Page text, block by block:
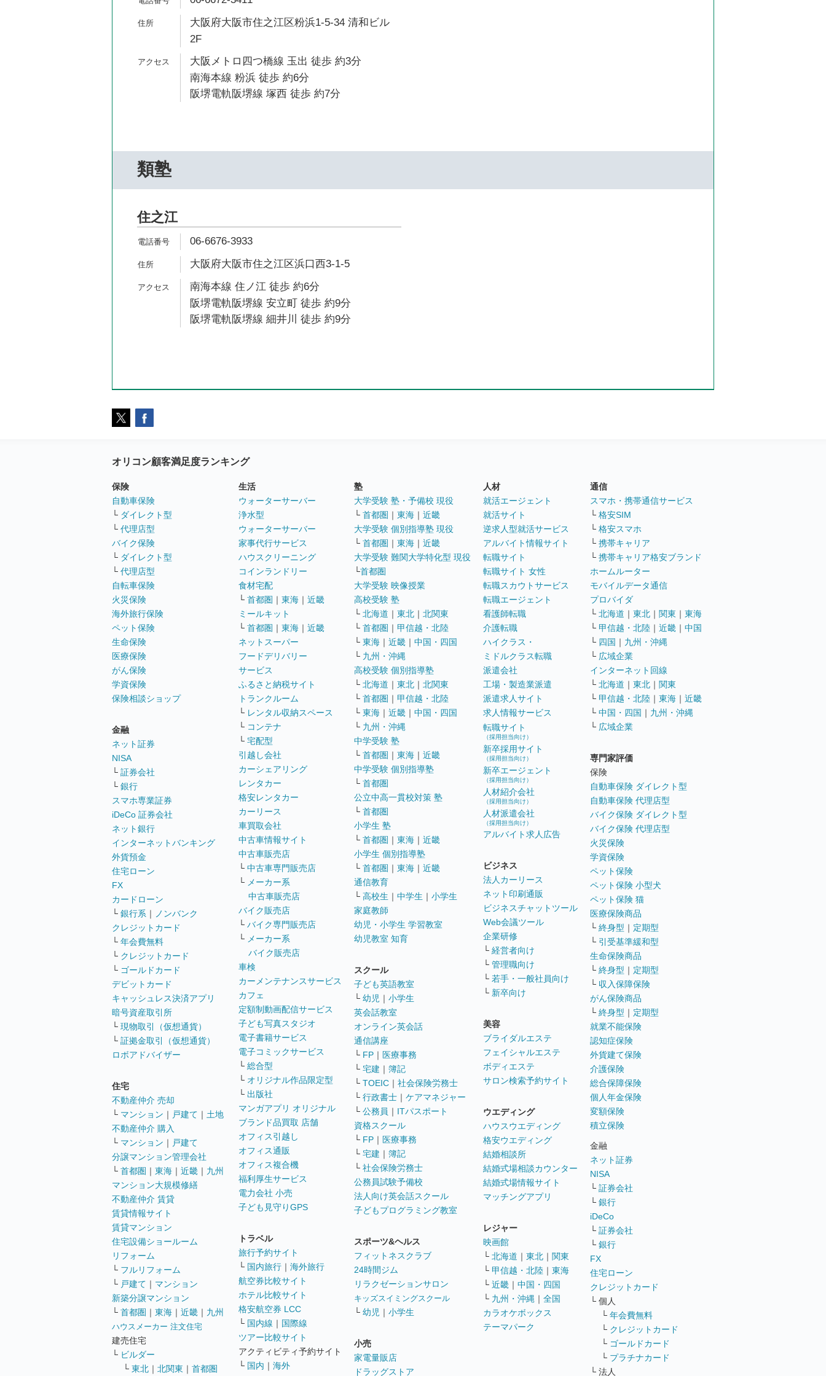
大阪府大阪市住之江区粉浜1-5-34 清和ビル
2F
大阪メトロ四つ橋線 玉出 徒歩 約3分
南海本線 粉浜 徒歩 約6分
阪堺電軌阪堺線 塚西 徒歩 約7分
類塾
住之江
06-6676-3933
大阪府大阪市住之江区浜口西3-1-5
南海本線 住ノ江 徒歩 約6分
阪堺電軌阪堺線 安立町 徒歩 約9分
阪堺電軌阪堺線 細井川 徒歩 約9分
オリコン顧客満足度ランキング
保険
自動車保険
└ ダイレクト型
└ 代理店型
バイク保険
└ ダイレクト型
└ 代理店型
自転車保険
火災保険
海外旅行保険
ペット保険
生命保険
医療保険
がん保険
学資保険
保険相談ショップ
金融
ネット証券
NISA
└ 証券会社
└ 銀行
スマホ専業証券
iDeCo 証券会社
ネット銀行
インターネットバンキング
外貨預金
住宅ローン
FX
カードローン
└ 銀行系 ｜
ノンバンク
クレジットカード
└ 年会費無料
└ クレジットカード
└ ゴールドカード
デビットカード
キャッシュレス決済アプリ
暗号資産取引所
└ 現物取引（仮想通貨）
└ 証拠金取引（仮想通貨）
ロボアドバイザー
住宅
不動産仲介 売却
└ マンション ｜ 戸建て ｜ 土地
不動産仲介 購入
└ マンション ｜ 戸建て
分譲マンション管理会社
└ 首都圏 ｜ 東海 ｜ 近畿 ｜ 九州
マンション大規模修繕
不動産仲介 賃貸
賃貸情報サイト
賃貸マンション
住宅設備ショールーム
リフォーム
└ フルリフォーム
└ 戸建て ｜ マンション
新築分譲マンション
└ 首都圏 ｜ 東海 ｜ 近畿 ｜ 九州
ハウスメーカー 注文住宅
建売住宅
└ ビルダー
└ 東北 ｜ 北関東 ｜ 首都圏
生活
ウォーターサーバー
浄水型
ウォーターサーバー
家事代行サービス
ハウスクリーニング
コインランドリー
食材宅配
└ 首都圏 ｜ 東海 ｜ 近畿
ミールキット
└ 首都圏 ｜ 東海 ｜ 近畿
ネットスーパー
フードデリバリー
サービス
ふるさと納税サイト
トランクルーム
└ レンタル収納スペース
└ コンテナ
└ 宅配型
引越し会社
カーシェアリング
レンタカー
格安レンタカー
カーリース
車買取会社
中古車情報サイト
中古車販売店
└ 中古車専門販売店
└ メーカー系
中古車販売店
バイク販売店
└ バイク専門販売店
└ メーカー系
バイク販売店
車検
カーメンテナンスサービス
カフェ
定額制動画配信サービス
子ども写真スタジオ
電子書籍サービス
電子コミックサービス
└ 総合型
└ オリジナル作品限定型
└ 出版社
マンガアプリ オリジナル
ブランド品買取 店舗
オフィス引越し
オフィス通販
オフィス複合機
福利厚生サービス
電力会社 小売
子ども見守りGPS
トラベル
旅行予約サイト
└ 国内旅行 ｜ 海外旅行
航空券比較サイト
ホテル比較サイト
格安航空券 LCC
└ 国内線 ｜ 国際線
ツアー比較サイト
アクティビティ予約サイト
└ 国内 ｜ 海外
塾
大学受験 塾・予備校 現役
└ 首都圏 ｜ 東海 ｜ 近畿
大学受験 個別指導塾 現役
└ 首都圏 ｜ 東海 ｜ 近畿
大学受験 難関大学特化型 現役
└首都圏
大学受験 映像授業
高校受験 塾
└ 北海道 ｜ 東北 ｜ 北関東
└ 首都圏 ｜ 甲信越・北陸
└ 東海 ｜ 近畿 ｜ 中国・四国
└ 九州・沖縄
高校受験 個別指導塾
└ 北海道 ｜ 東北 ｜ 北関東
└ 首都圏 ｜ 甲信越・北陸
└ 東海 ｜ 近畿 ｜ 中国・四国
└ 九州・沖縄
中学受験 塾
└ 首都圏 ｜ 東海 ｜ 近畿
中学受験 個別指導塾
└ 首都圏
公立中高一貫校対策 塾
└ 首都圏
小学生 塾
└ 首都圏 ｜ 東海 ｜ 近畿
小学生 個別指導塾
└ 首都圏 ｜ 東海 ｜ 近畿
通信教育
└ 高校生 ｜ 中学生 ｜ 小学生
家庭教師
幼児・小学生 学習教室
幼児教室 知育
スクール
子ども英語教室
└ 幼児 ｜ 小学生
英会話教室
オンライン英会話
通信講座
└ FP ｜ 医療事務
└ 宅建 ｜ 簿記
└ TOEIC ｜ 社会保険労務士
└ 行政書士 ｜ ケアマネジャー
└ 公務員 ｜ ITパスポート
資格スクール
└ FP ｜ 医療事務
└ 宅建 ｜ 簿記
└ 社会保険労務士
公務員試験予備校
法人向け英会話スクール
子どもプログラミング教室
スポーツ&ヘルス
フィットネスクラブ
24時間ジム
リラクゼーションサロン
キッズスイミングスクール
└ 幼児 ｜ 小学生
小売
家電量販店
ドラッグストア
人材
就活エージェント
就活サイト
逆求人型就活サービス
アルバイト情報サイト
転職サイト
転職サイト 女性
転職スカウトサービス
転職エージェント
看護師転職
介護転職
ハイクラス・
ミドルクラス転職
派遣会社
工場・製造業派遣
派遣求人サイト
求人情報サービス
転職サイト
（採用担当向け）
新卒採用サイト
（採用担当向け）
新卒エージェント
（採用担当向け）
人材紹介会社
（採用担当向け）
人材派遣会社
（採用担当向け）
アルバイト求人広告
ビジネス
法人カーリース
ネット印刷通販
ビジネスチャットツール
Web会議ツール
企業研修
└ 経営者向け
└ 管理職向け
└ 若手・一般社員向け
└ 新卒向け
美容
ブライダルエステ
フェイシャルエステ
ボディエステ
サロン検索予約サイト
ウエディング
ハウスウエディング
格安ウエディング
結婚相談所
結婚式場相談カウンター
結婚式場情報サイト
マッチングアプリ
レジャー
映画館
└ 北海道 ｜ 東北 ｜ 関東
└ 甲信越・北陸 ｜ 東海
└ 近畿 ｜ 中国・四国
└ 九州・沖縄 ｜ 全国
カラオケボックス
テーマパーク
通信
スマホ・携帯通信サービス
└ 格安SIM
└ 格安スマホ
└ 携帯キャリア
└ 携帯キャリア格安ブランド
ホームルーター
モバイルデータ通信
プロバイダ
└ 北海道 ｜ 東北 ｜ 関東 ｜ 東海
└ 甲信越・北陸 ｜ 近畿 ｜ 中国
└ 四国 ｜ 九州・沖縄
└ 広域企業
インターネット回線
└ 北海道 ｜ 東北 ｜ 関東
└ 甲信越・北陸 ｜ 東海 ｜ 近畿
└ 中国・四国 ｜ 九州・沖縄
└ 広域企業
専門家評価
保険
自動車保険 ダイレクト型
自動車保険 代理店型
バイク保険 ダイレクト型
バイク保険 代理店型
火災保険
学資保険
ペット保険
ペット保険 小型犬
ペット保険 猫
医療保険商品
└ 終身型 ｜ 定期型
└ 引受基準緩和型
生命保険商品
└ 終身型 ｜ 定期型
└ 収入保障保険
がん保険商品
└ 終身型 ｜ 定期型
就業不能保険
認知症保険
外貨建て保険
介護保険
総合保障保険
個人年金保険
変額保険
積立保険
金融
ネット証券
NISA
└ 証券会社
└ 銀行
iDeCo
└ 証券会社
└ 銀行
FX
住宅ローン
クレジットカード
└ 個人
└ 年会費無料
└ クレジットカード
└ ゴールドカード
└ プラチナカード
└ 法人